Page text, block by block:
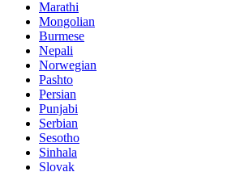
Marathi
Mongolian
Burmese
Nepali
Norwegian
Pashto
Persian
Punjabi
Serbian
Sesotho
Sinhala
Slovak